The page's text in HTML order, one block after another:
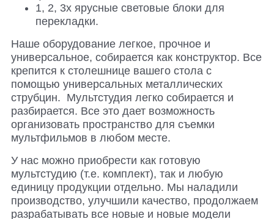
1, 2, 3х ярусные световые блоки для
перекладки.
Наше оборудование легкое, прочное и
универсальное, собирается как конструктор. Все
крепится к столешнице вашего стола с
помощью универсальных металлических
струбцин. Мультстудия легко собирается и
разбирается. Все это дает возможность
организовать пространство для съемки
мультфильмов в любом месте.
У нас можно приобрести как готовую
мультстудию (т.е. комплект), так и любую
единицу продукции отдельно. Мы наладили
производство, улучшили качество, продолжаем
разрабатывать все новые и новые модели